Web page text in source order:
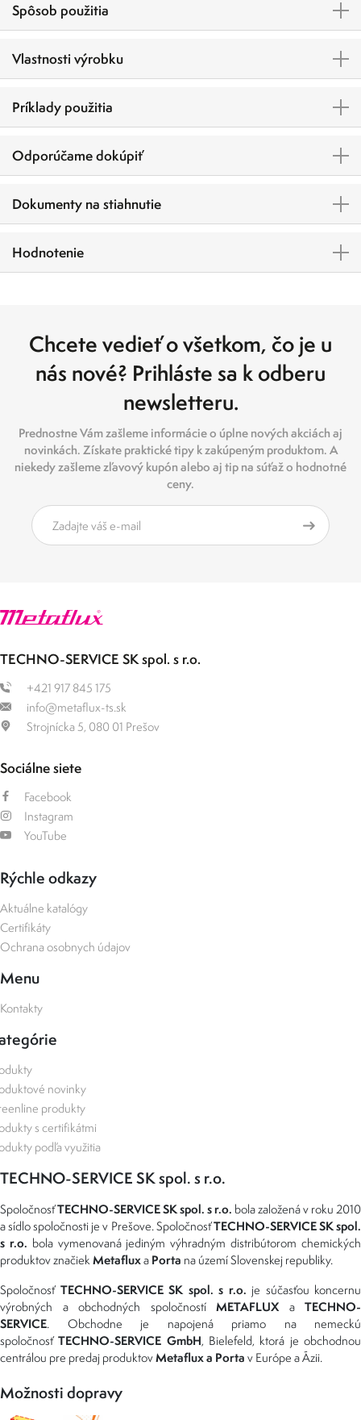
Spôsob použitia
Vlastnosti výrobku
Príklady použitia
Odporúčame dokúpiť
Dokumenty na stiahnutie
Hodnotenie
Chcete vedieť o všetkom, čo je u
nás nové? Prihláste sa k odberu
newsletteru.
Prednostne Vám zašleme informácie o úplne nových akciách aj
novinkách. Získate praktické tipy k zakúpeným produktom. A
niekedy zašleme zľavový kupón alebo aj tip na súťaž o hodnotné
ceny.
TECHNO-SERVICE SK spol. s r.o.
+421 917 845 175
info@metaflux-ts.sk
Strojnícka 5, 080 01 Prešov
Sociálne siete
Facebook
Instagram
YouTube
Rýchle odkazy
Aktuálne katalógy
Certifikáty
Ochrana osobnych údajov
Menu
Kontakty
novinky
produkty
s certifikátmi
podľa využitia
TECHNO-SERVICE SK spol. s r.o.
SpoločnosťTECHNO-SERVICE SK spol. s r.o. bola založená v roku 2010
a sídlo spoločnosti je v Prešove. SpoločnosťTECHNO-SERVICE SK spol.
s r.o. bola vymenovaná jediným výhradným distribútorom chemických
produktov značiekMetafluxa Porta na území Slovenskej republiky.
Spoločnosť TECHNO-SERVICE SK spol. s r.o. je súčasťou koncernu
výrobných a obchodných spoločností METAFLUXa TECHNO-
SERVICE. Obchodne je napojená priamo na nemeckú
spoločnosťTECHNO-SERVICE GmbH, Bielefeld, ktorá je obchodnou
centrálou pre predaj produktovMetaflux a Porta v Európe a Ázii.
Možnosti dopravy